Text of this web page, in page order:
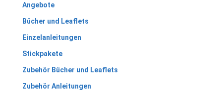
Angebote
Bücher und Leaflets
Einzelanleitungen
Stickpakete
Zubehör Bücher und Leaflets
Zubehör Anleitungen